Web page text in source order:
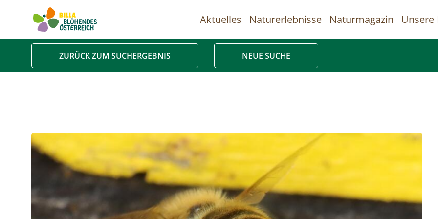
Hauptnavigation
Aktuelles Naturerlebnisse Naturmagazin Unsere
ZURÜCK ZUM SUCHERGEBNIS NEUE SUCHE